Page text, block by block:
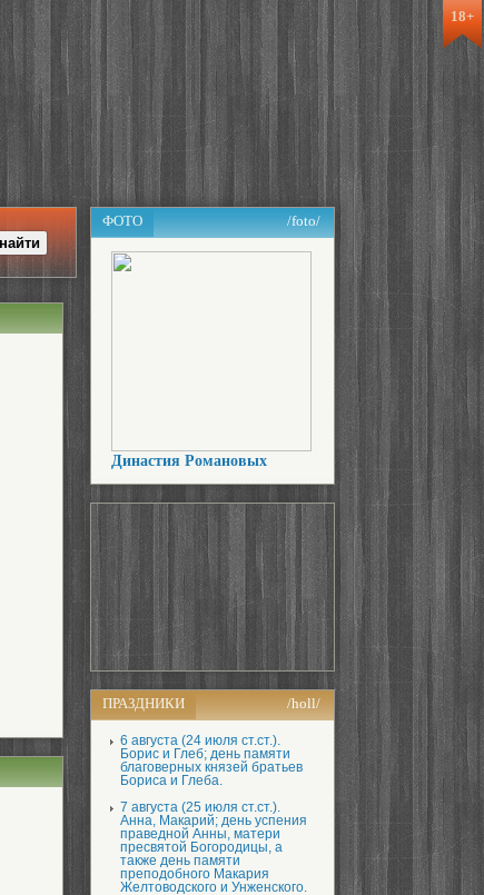
18+
ФОТО /foto/
Династия Романовых
ПРАЗДНИКИ /holl/
6 августа (24 июля ст.ст.).
Борис и Глеб; день памяти
благоверных князей братьев
Бориса и Глеба.
7 августа (25 июля ст.ст.).
Анна, Макарий; день успения
праведной Анны, матери
пресвятой Богородицы, а
также день памяти
преподобного Макария
Желтоводского и Унженского.